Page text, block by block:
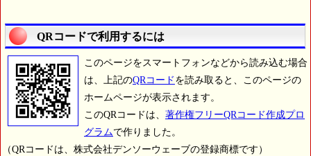
QRコードで利用するには
このページをスマートフォンなどから読み込む場合
は、上記のQRコード を読み取ると、このページの
ホームページが表示されます。
このQRコードは、 著作権フリーQRコード作成プロ
グラムで作りました。
（QRコードは、株式会社デンソーウェーブの登録商標です）